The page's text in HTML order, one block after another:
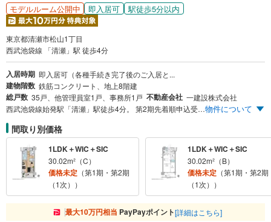
モデルルーム公開中 即入居可 駅徒歩5分以内
東京都清瀬市松山1丁目
西武池袋線 「清瀬」駅 徒歩4分
入居時期 即入居可（各種手続き完了後のご入居と...
建物階数 鉄筋コンクリート、地上8階建
総戸数 35戸、他管理員室1戸、事務所1戸 不動産会社 一建設株式会社
西武池袋線始発駅「清瀬」駅徒歩4分。 第2期先着順申込受付中！ ＜物件のおすすめポイント＞ （1）「池袋」駅へ直通25分※1。平日通勤時間帯には始発電車も多く、快適なアクセスを実現。 （2）南口商店街「南口ふれあいど～り」徒歩2分。日々の暮らしを彩る多彩な店舗が身近に。 （3）1LDK 2,900万円台～。ライフスタイルに合わせて選べるプランをご用意。 （4）ご登録いただいた方限定で、最新の『エントリー者様限定サイト』をご案内。 ※1 西武池袋線準急利用、「ひばりヶ丘」駅より急行乗換時〈日中平常時は24分〉 ※お問い合わせの際は「Yahoo！不動産を見た」とお申し付けください。またお電話番号をご記入いただくと、スムーズなご案内が可能です。物件について
間取り別価格
1LDK＋WIC＋SIC
30.02m²（C）
価格未定 （第1期・第2期
（1次））
1LDK＋WIC＋SIC
30.02m²（B）
価格未定 （第1期・第2期
（1次））
最大10万円相当 PayPayポイント[詳細はこちら]